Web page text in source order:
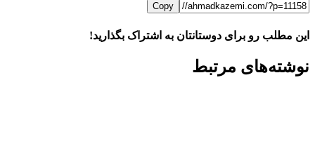
Copy
این مطلب رو برای دوستانتان به اشتراک بگذارید!
FacebookX
LinkedIn
WhatsApp
Telegram
ایمیل
نوشته‌‌های مرتبط